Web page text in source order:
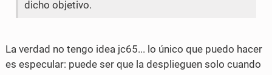
k
dicho objetivo.
La verdad no tengo idea jc65... lo único que puedo hacer
es especular: puede ser que la desplieguen solo cuando